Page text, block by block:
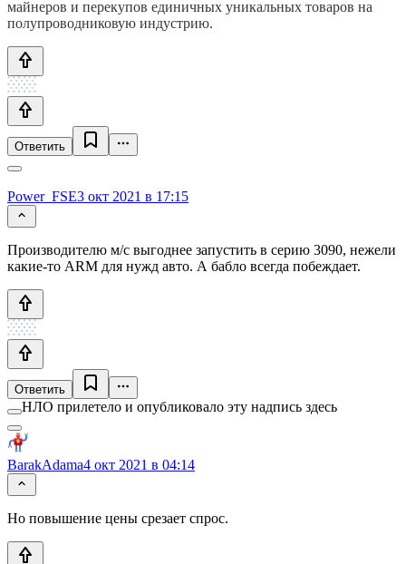
майнеров и перекупов единичных уникальных товаров на
полупроводниковую индустрию.
Ответить
Power_FSE3 окт 2021 в 17:15
Производителю м/с выгоднее запустить в серию 3090, нежели
какие-то ARM для нужд авто. А бабло всегда побеждает.
Ответить
НЛО прилетело и опубликовало эту надпись здесь
BarakAdama4 окт 2021 в 04:14
Но повышение цены срезает спрос.